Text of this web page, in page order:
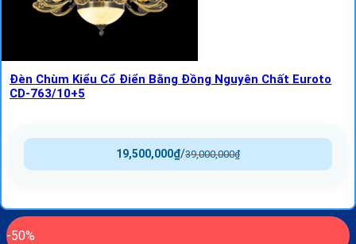
Đèn Chùm Kiểu Cổ Điển Bằng Đồng Nguyên Chất Euroto
CD-763/10+5
39,000,000₫
/
19,500,000₫
-50%